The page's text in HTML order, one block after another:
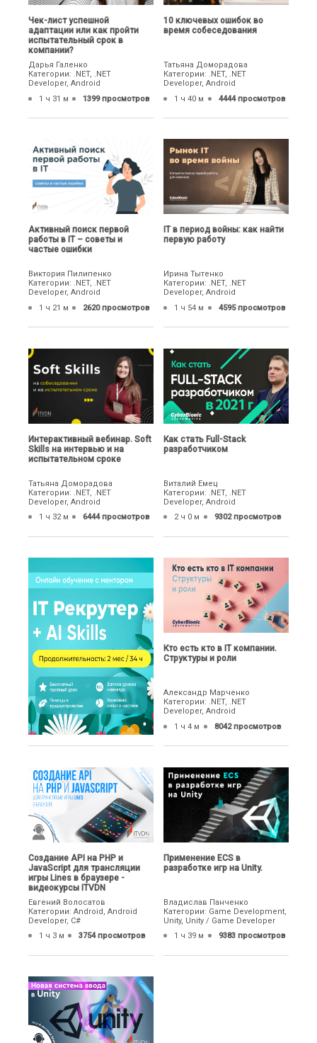
Чек-лист успешной
адаптации или как пройти
испытательный срок в
компании?
Дарья Галенко
Категории: .NET, .NET
Developer, Android
1 ч 31 м
1399 просмотров
10 ключевых ошибок во
время собеседования
Татьяна Доморадова
Категории: .NET, .NET
Developer, Android
1 ч 40 м
4444 просмотров
Активный поиск первой
работы в IT – советы и
частые ошибки
Виктория Пилипенко
Категории: .NET, .NET
Developer, Android
1 ч 21 м
2620 просмотров
IТ в период войны: как найти
первую работу
Ирина Тытенко
Категории: .NET, .NET
Developer, Android
1 ч 54 м
4595 просмотров
Интерактивный вебинар. Soft
Skills на интервью и на
испытательном сроке
Татьяна Доморадова
Категории: .NET, .NET
Developer, Android
1 ч 32 м
6444 просмотров
Как стать Full-Stack
разработчиком
Виталий Емец
Категории: .NET, .NET
Developer, Android
2 ч 0 м
9302 просмотров
Кто есть кто в IT компании.
Структуры и роли
Александр Марченко
Категории: .NET, .NET
Developer, Android
1 ч 4 м
8042 просмотров
Создание API на PHP и
JavaScript для трансляции
игры Lines в браузере -
видеокурсы ITVDN
Евгений Волосатов
Категории: Android, Android
Developer, C#
1 ч 3 м
3754 просмотров
Применение ECS в
разработке игр на Unity.
Владислав Панченко
Категории: Game Development,
Unity, Unity / Game Developer
1 ч 39 м
9383 просмотров